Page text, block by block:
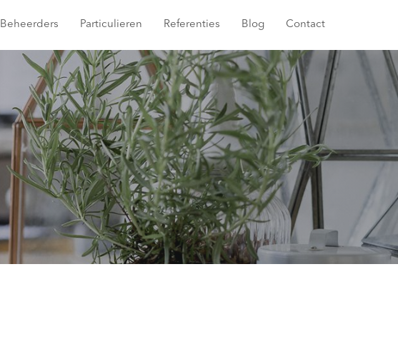
Beheerders Particulieren Referenties Blog Contact